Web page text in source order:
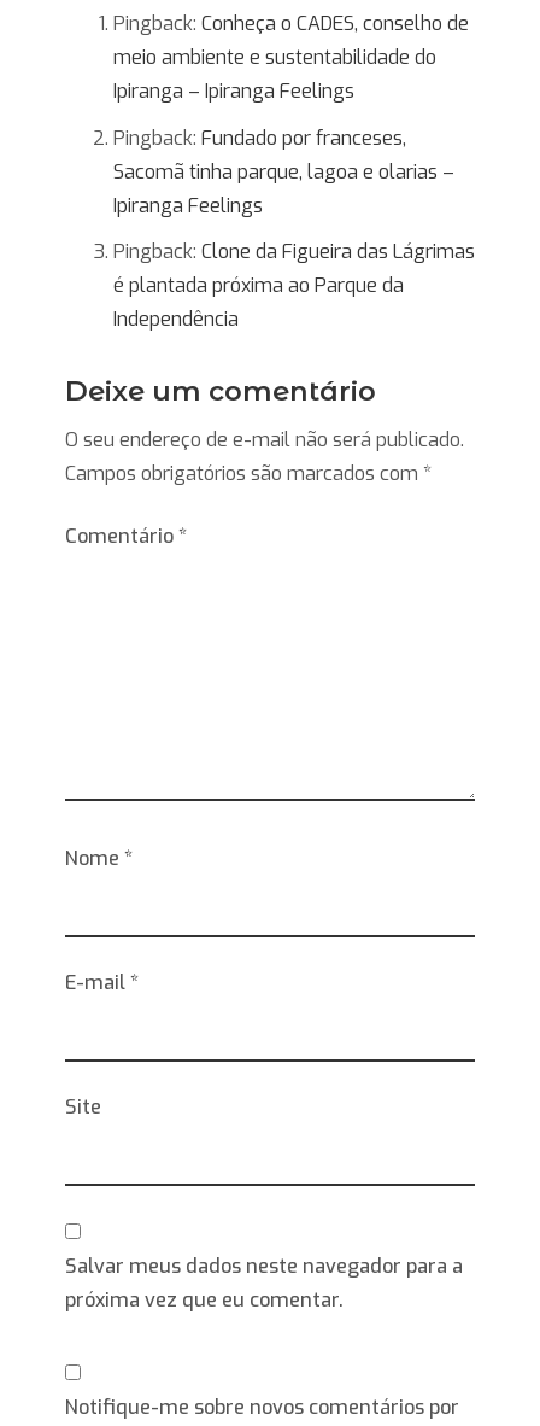
Pingback: Conheça o CADES, conselho de
meio ambiente e sustentabilidade do
Ipiranga – Ipiranga Feelings
Pingback: Fundado por franceses,
Sacomã tinha parque, lagoa e olarias –
Ipiranga Feelings
Pingback: Clone da Figueira das Lágrimas
é plantada próxima ao Parque da
Independência
Deixe um comentário
O seu endereço de e-mail não será publicado.
Campos obrigatórios são marcados com *
Comentário*
Nome *
E-mail*
Site
Salvar meus dados neste navegador para a
próxima vez que eu comentar.
Notifique-me sobre novos comentários por